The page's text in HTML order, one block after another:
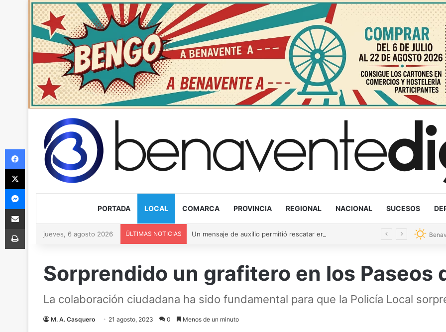
PORTADA LOCAL COMARCA PROVINCIA REGIONAL NACIONAL SUCESOS
jueves, 6 agosto 2026 ÚLTIMAS NOTICIAS
Sorprendido un grafitero en los Paseos
La colaboración ciudadana ha sido fundamental para que la Policía Local
M. A. Casquero 21 agosto, 2023 0 Menos de un minuto
Facebook
X
Messenger
Compartir via Email